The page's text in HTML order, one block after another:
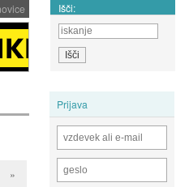
Išči:
Prijava
»